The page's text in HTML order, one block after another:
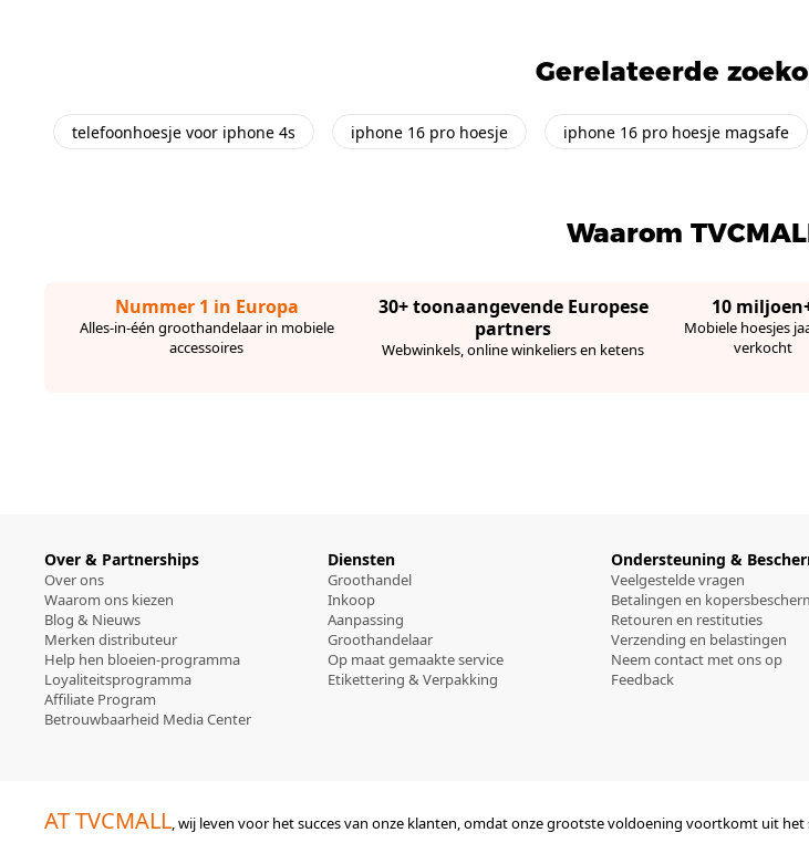
Gerelateerde
telefoonhoesje voor iphone 4s iphone 16 pro hoesje iphone 16 pro hoesje magsafe
Waarom
Nummer 1 in Europa
Alles-in-één groothandelaar in mobiele
accessoires
30+ toonaangevende Europese
partners
Webwinkels, online winkeliers en ketens
10
Mobiele hoesjes
verkocht
Over & Partnerships
Over ons
Waarom ons kiezen
Blog & Nieuws
Merken distributeur
Help hen bloeien-programma
Loyaliteitsprogramma
Affiliate Program
Betrouwbaarheid Media Center
Diensten
Groothandel
Inkoop
Aanpassing
Groothandelaar
Op maat gemaakte service
Etikettering & Verpakking
Ondersteuning &
Veelgestelde vragen
Betalingen en
Retouren en restituties
Verzending en belastingen
Neem contact met ons op
Feedback
AT TVCMALL, wij leven voor het succes van onze klanten, omdat onze grootste voldoening voortkomt uit